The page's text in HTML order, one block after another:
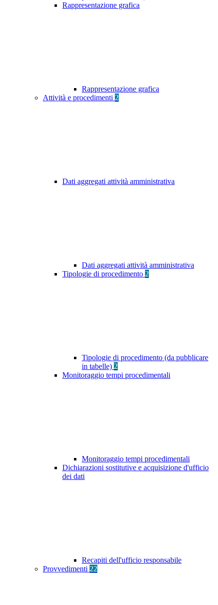
Rappresentazione grafica
Rappresentazione grafica
Attività e procedimenti 2
Dati aggregati attività amministrativa
Dati aggregati attività amministrativa
Tipologie di procedimento 2
Tipologie di procedimento (da pubblicare
in tabelle) 2
Monitoraggio tempi procedimentali
Monitoraggio tempi procedimentali
Dichiarazioni sostitutive e acquisizione d'ufficio
dei dati
Recapiti dell'ufficio responsabile
Provvedimenti 22